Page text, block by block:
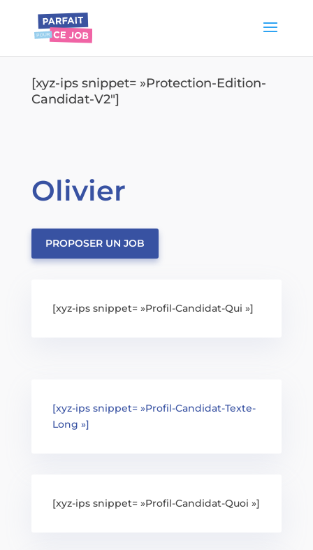
[xyz-ips snippet= »Protection-Edition-
Candidat-V2″]
Olivier
PROPOSER UN JOB
[xyz-ips snippet= »Profil-Candidat-Qui »]
[xyz-ips snippet= »Profil-Candidat-Texte-
Long »]
[xyz-ips snippet= »Profil-Candidat-Quoi »]